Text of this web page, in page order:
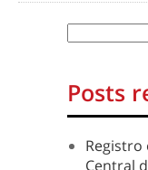
Posts
Registro
Central